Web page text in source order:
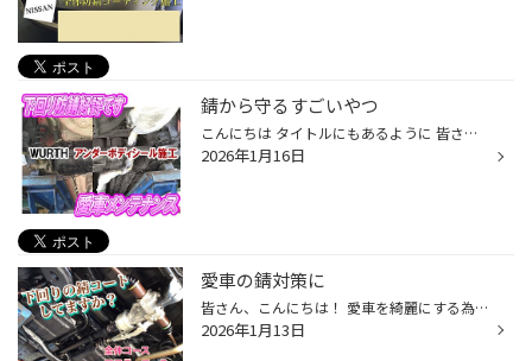
錆から守るすごいやつ
こんにちは タイトルにもあるように 皆さんは愛車の対策していますか？ 新潟の対策と言えば(￣ー￣) そう！(｀･ω･´) 錆です！！ ということで今回は 錆から愛車を守るための 【WURTH アンダーボディーシール】 防錆施工のご紹介です。 ウルト アンダーボディーシールとは 1. 優れた防錆力と定着性を...
2026年1月16日
愛車の錆対策に
皆さん、こんにちは！ 愛車を綺麗にする為に洗車をしたり、 コーティングしたりと ケアされますが、お車の下回りって ちゃんとケアされていますか？ 「カーディーラーでコーティング みたいなのしたなぁ」 「たしか新車で買ったときに やったけど、だいぶ経つな。」 なんて方も多いのではないでしょ...
2026年1月13日